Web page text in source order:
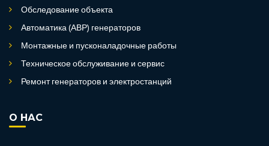
Обследование объекта
Автоматика (АВР) генераторов
Монтажные и пусконаладочные работы
Техническое обслуживание и сервис
Ремонт генераторов и электростанций
О НАС